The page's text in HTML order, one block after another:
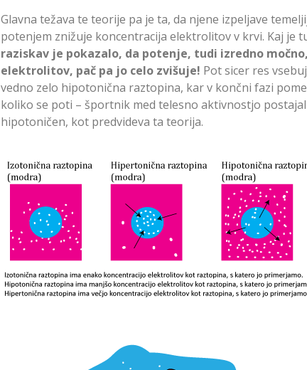
Glavna težava te teorije pa je ta, da njene izpeljave
potenjem znižuje koncentracija elektrolitov v krvi. Kaj je
raziskav je pokazalo, da potenje, tudi izredno
elektrolitov, pač pa jo celo zvišuje! Pot sicer res
vedno zelo hipotonična raztopina, kar v končni fazi
koliko se poti – športnik med telesno aktivnostjo
hipotoničen, kot predvideva ta teorija.